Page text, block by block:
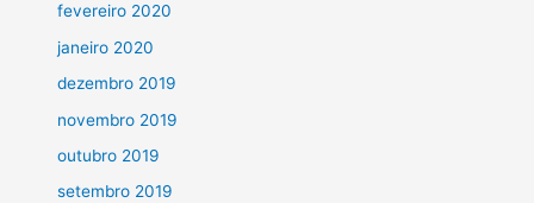
fevereiro 2020
janeiro 2020
dezembro 2019
novembro 2019
outubro 2019
setembro 2019